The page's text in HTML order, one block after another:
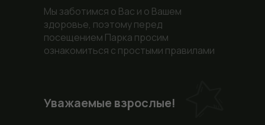
Мы заботимся о Вас и о Вашем
здоровье, поэтому перед
посещением Парка просим
ознакомиться с простыми правилами
Уважаемые взрослые!